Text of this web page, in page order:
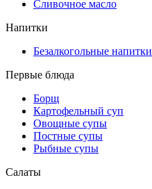
Сливочное масло
Напитки
Безалкогольные напитки
Первые блюда
Борщ
Картофельный суп
Овощные супы
Постные супы
Рыбные супы
Салаты